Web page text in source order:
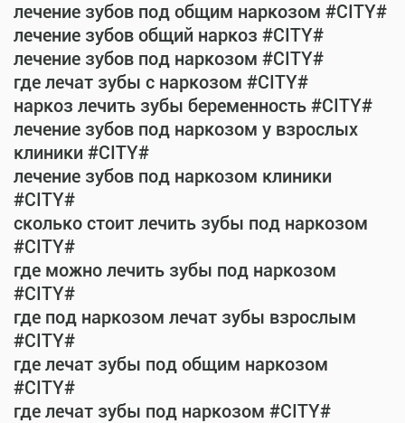
лечение зубов под общим наркозом #CITY#
лечение зубов общий наркоз #CITY#
лечение зубов под наркозом #CITY#
где лечат зубы с наркозом #CITY#
наркоз лечить зубы беременность #CITY#
лечение зубов под наркозом у взрослых
клиники #CITY#
лечение зубов под наркозом клиники
#CITY#
сколько стоит лечить зубы под наркозом
#CITY#
где можно лечить зубы под наркозом
#CITY#
где под наркозом лечат зубы взрослым
#CITY#
где лечат зубы под общим наркозом
#CITY#
где лечат зубы под наркозом #CITY#